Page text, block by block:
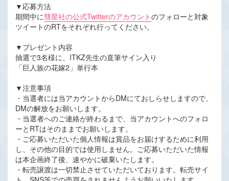
▼応募方法
期間中に彗星社の公式Twitterのアカウントのフォローと対象
ツイートのRTをそれぞれ行ってください。
▼プレゼント内容
抽選で3名様に、ITKZ先生の直筆サイン入り
「巨人族の花嫁2」単行本
▼注意事項
・当選者には当アカウントからDMにておしらせしますので、
DMの解放をお願いします。
・当選者へのご連絡が終わるまで、当アカウントへのフォロ
ーとRTはそのままでお願いします。
・ご応募いただいた個人情報は賞品をお届けするために利用
し、その他の目的では使用しません。ご応募いただいた情報
は本企画終了後、速やかに破棄いたします。
・転売譲渡は一切禁止させていただいております。転売サイ